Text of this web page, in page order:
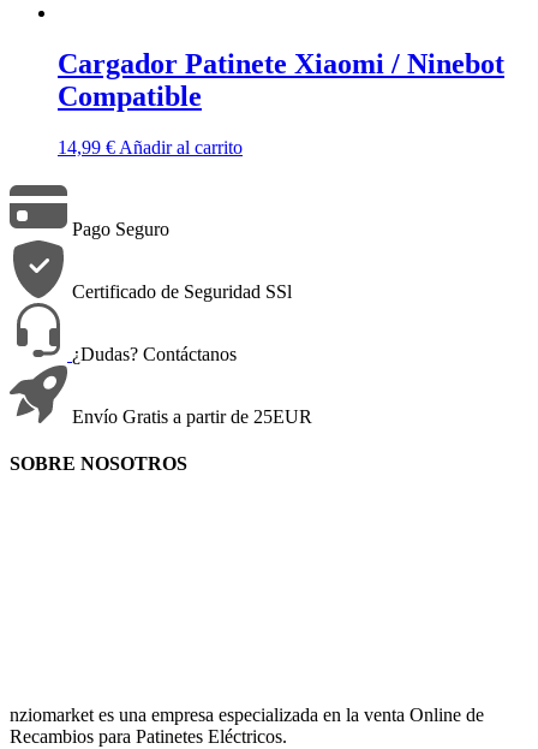
Cargador Patinete Xiaomi / Ninebot
Compatible
14,99 € Añadir al carrito
Pago Seguro
Certificado de Seguridad SSl
¿Dudas? Contáctanos
Envío Gratis a partir de 25EUR
SOBRE NOSOTROS
nziomarket es una empresa especializada en la venta Online de
Recambios para Patinetes Eléctricos.